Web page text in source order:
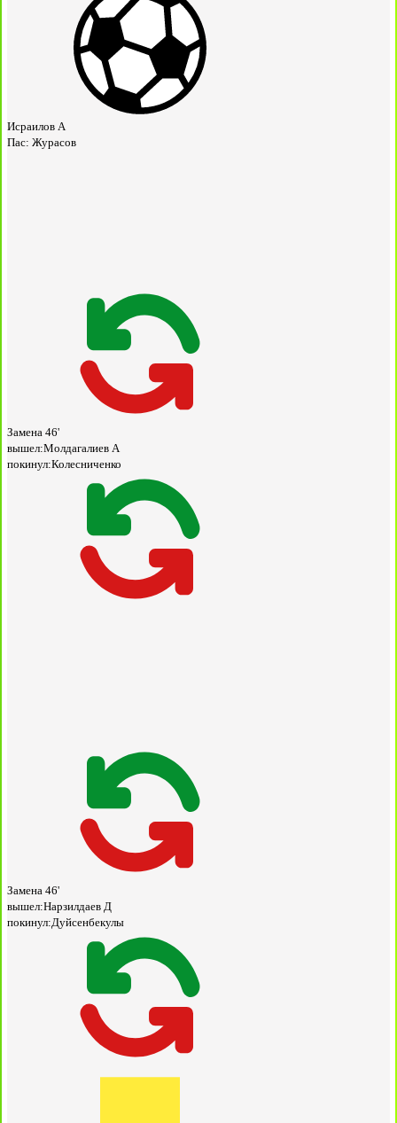
Исраилов А
Пас: Журасов
Замена 46'
вышел:Молдагалиев А
покинул:Колесниченко
Замена 46'
вышел:Нарзилдаев Д
покинул:Дуйсенбекулы